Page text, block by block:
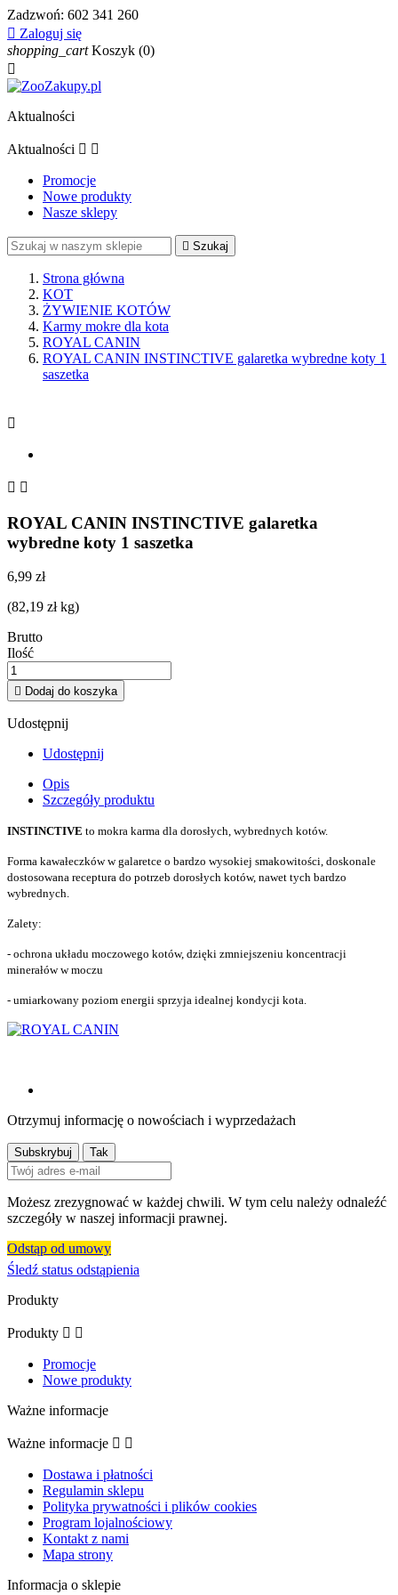
Zadzwoń: 602 341 260
 Zaloguj się
shopping_cart Koszyk (0)

Aktualności
Aktualności  
Promocje
Nowe produkty
Nasze sklepy
 Szukaj
Strona główna
KOT
ŻYWIENIE KOTÓW
Karmy mokre dla kota
ROYAL CANIN
ROYAL CANIN INSTINCTIVE galaretka wybredne koty 1
saszetka

 
ROYAL CANIN INSTINCTIVE galaretka
wybredne koty 1 saszetka
6,99 zł
(82,19 zł kg)
Brutto
Ilość
 Dodaj do koszyka
Udostępnij
Udostępnij
Opis
Szczegóły produktu
INSTINCTIVE to mokra karma dla dorosłych, wybrednych kotów.
Forma kawałeczków w galaretce o bardzo wysokiej smakowitości, doskonale
dostosowana receptura do potrzeb dorosłych kotów, nawet tych bardzo
wybrednych.
Zalety:
- ochrona układu moczowego kotów, dzięki zmniejszeniu koncentracji
minerałów w moczu
- umiarkowany poziom energii sprzyja idealnej kondycji kota.
Otrzymuj informację o nowościach i wyprzedażach
Możesz zrezygnować w każdej chwili. W tym celu należy odnaleźć
szczegóły w naszej informacji prawnej.
Odstąp od umowy
Śledź status odstąpienia
Produkty
Produkty  
Promocje
Nowe produkty
Ważne informacje
Ważne informacje  
Dostawa i płatności
Regulamin sklepu
Polityka prywatności i plików cookies
Program lojalnościowy
Kontakt z nami
Mapa strony
Informacja o sklepie